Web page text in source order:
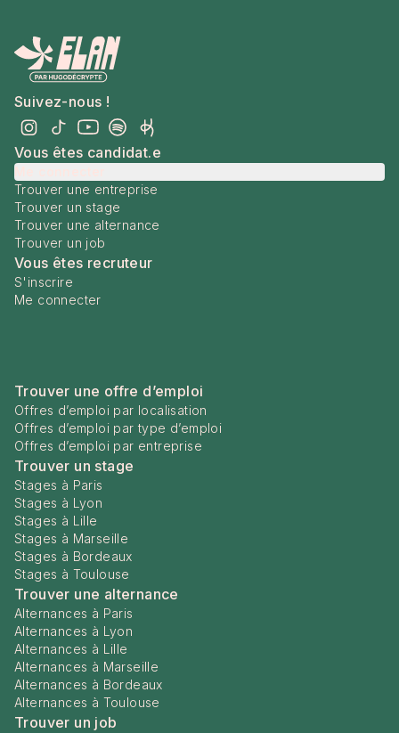
Suivez-nous !
Vous êtes candidat.e
Trouver une entreprise
Trouver un stage
Trouver une alternance
Trouver un job
Vous êtes recruteur
S'inscrire
Me connecter
Trouver une offre d’emploi
Offres d’emploi par localisation
Offres d’emploi par type d’emploi
Offres d’emploi par entreprise
Trouver un stage
Stages à Paris
Stages à Lyon
Stages à Lille
Stages à Marseille
Stages à Bordeaux
Stages à Toulouse
Trouver une alternance
Alternances à Paris
Alternances à Lyon
Alternances à Lille
Alternances à Marseille
Alternances à Bordeaux
Alternances à Toulouse
Trouver un job